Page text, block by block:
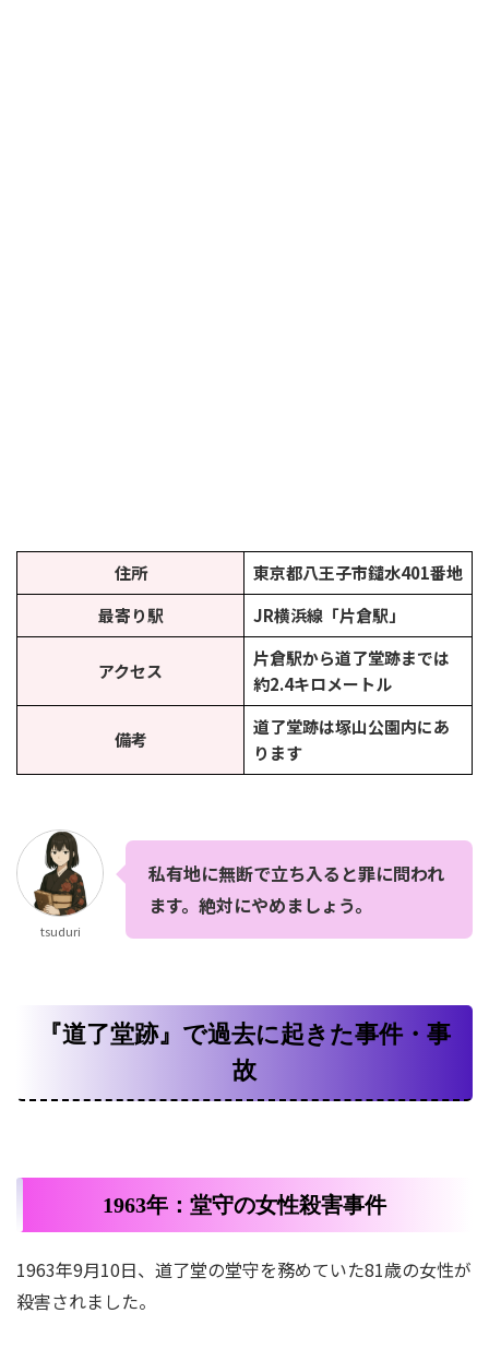
住所
東京都八王子市鑓水401番地
最寄り駅
JR横浜線「片倉駅」
アクセス
片倉駅から道了堂跡までは
約2.4キロメートル
備考
道了堂跡は塚山公園内にあ
ります
tsuduri
私有地に無断で立ち入ると罪に問われ
ます。絶対にやめましょう。
『道了堂跡』で過去に起きた事件・事
故
1963年：堂守の女性殺害事件
1963年9月10日、道了堂の堂守を務めていた81歳の女性が
殺害されました。